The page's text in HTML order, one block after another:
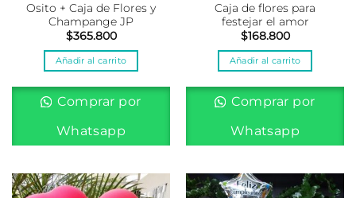
Osito + Caja de Flores y
Champange JP
$365.800
Añadir al carrito
Comprar por
Whatsapp
Caja de flores para
festejar el amor
$168.800
Añadir al carrito
Comprar por
Whatsapp